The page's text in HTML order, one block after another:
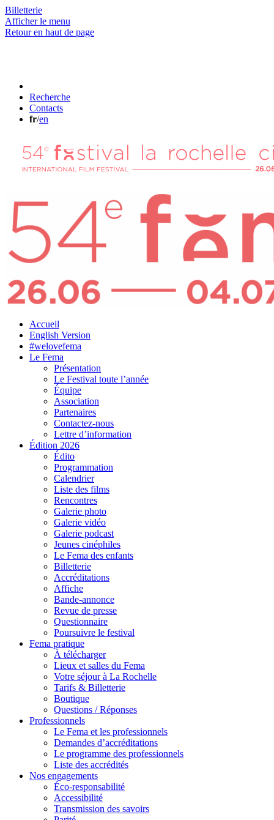
Billetterie
Afficher le menu
Retour en haut de page
Recherche
Contacts
fr/en
Accueil
English Version
#welovefema
Le Fema
Présentation
Le Festival toute l’année
Équipe
Association
Partenaires
Contactez-nous
Lettre d’information
Édition 2026
Édito
Programmation
Calendrier
Liste des films
Rencontres
Galerie photo
Galerie vidéo
Galerie podcast
Jeunes cinéphiles
Le Fema des enfants
Billetterie
Accréditations
Affiche
Bande-annonce
Revue de presse
Questionnaire
Poursuivre le festival
Fema pratique
À télécharger
Lieux et salles du Fema
Votre séjour à La Rochelle
Tarifs & Billetterie
Boutique
Questions / Réponses
Professionnels
Le Fema et les professionnels
Demandes d’accréditations
Le programme des professionnels
Liste des accrédités
Nos engagements
Éco-responsabilité
Accessibilité
Transmission des savoirs